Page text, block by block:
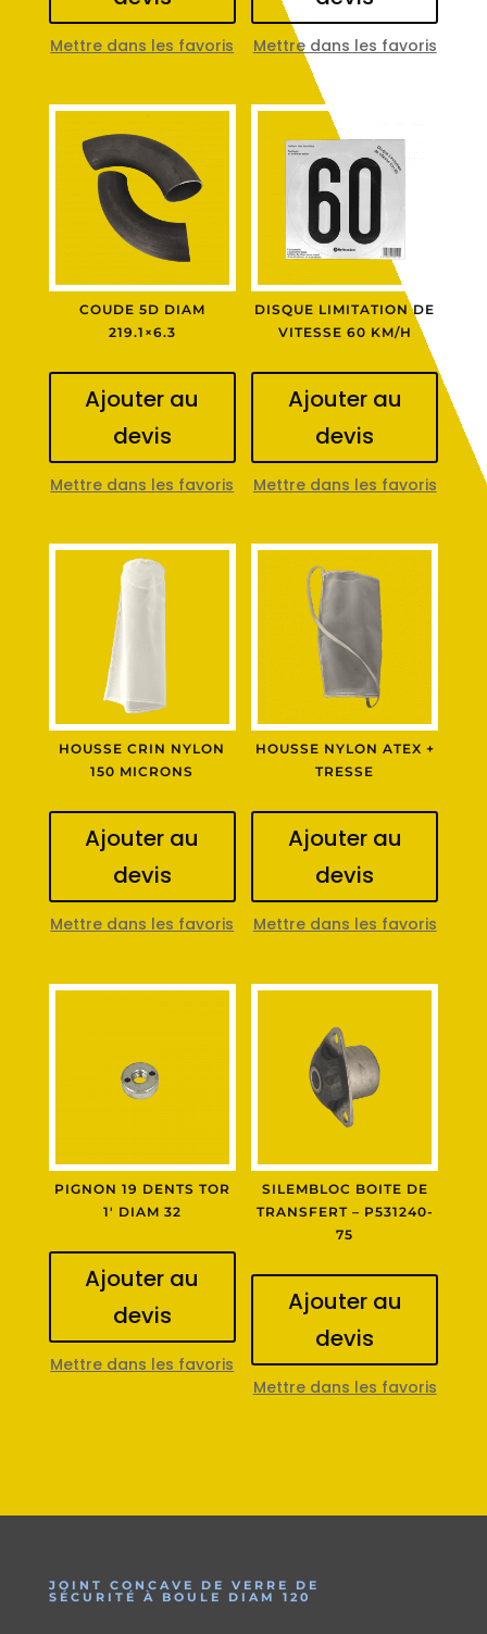
Mettre dans les favoris Mettre dans les favoris
COUDE 5D DIAM
219.1×6.3
Ajouter au
devis
Mettre dans les favoris
DISQUE LIMITATION DE
VITESSE 60 KM/H
Ajouter au
devis
Mettre dans les favoris
HOUSSE CRIN NYLON
150 MICRONS
Ajouter au
devis
Mettre dans les favoris
HOUSSE NYLON ATEX +
TRESSE
Ajouter au
devis
Mettre dans les favoris
PIGNON 19 DENTS TOR
1′ DIAM 32
Ajouter au
devis
Mettre dans les favoris
SILEMBLOC BOITE DE
TRANSFERT – P531240-
75
Ajouter au
devis
Mettre dans les favoris
JOINT CONCAVE DE VERRE DE
SÉCURITÉ À BOULE DIAM 120